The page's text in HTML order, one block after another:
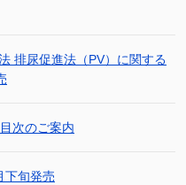
排尿促進法（PV）に関する
次のご案内
下旬発売